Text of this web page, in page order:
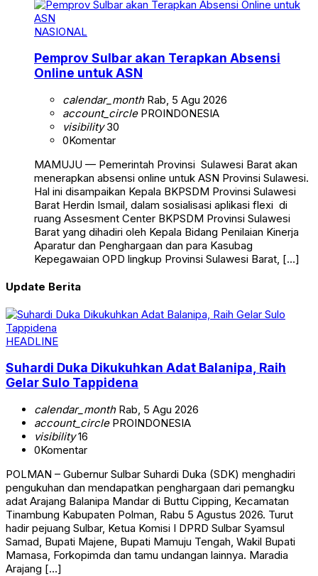
NASIONAL
Pemprov Sulbar akan Terapkan Absensi
Online untuk ASN
calendar_monthRab, 5 Agu 2026
account_circlePROINDONESIA
visibility30
0Komentar
MAMUJU — Pemerintah Provinsi Sulawesi Barat akan
menerapkan absensi online untuk ASN Provinsi Sulawesi.
Hal ini disampaikan Kepala BKPSDM Provinsi Sulawesi
Barat Herdin Ismail, dalam sosialisasi aplikasi flexi di
ruang Assesment Center BKPSDM Provinsi Sulawesi
Barat yang dihadiri oleh Kepala Bidang Penilaian Kinerja
Aparatur dan Penghargaan dan para Kasubag
Kepegawaian OPD lingkup Provinsi Sulawesi Barat, […]
Update Berita
HEADLINE
Suhardi Duka Dikukuhkan Adat Balanipa, Raih
Gelar Sulo Tappidena
calendar_monthRab, 5 Agu 2026
account_circlePROINDONESIA
visibility16
0Komentar
POLMAN – Gubernur Sulbar Suhardi Duka (SDK) menghadiri
pengukuhan dan mendapatkan penghargaan dari pemangku
adat Arajang Balanipa Mandar di Buttu Cipping, Kecamatan
Tinambung Kabupaten Polman, Rabu 5 Agustus 2026. Turut
hadir pejuang Sulbar, Ketua Komisi I DPRD Sulbar Syamsul
Samad, Bupati Majene, Bupati Mamuju Tengah, Wakil Bupati
Mamasa, Forkopimda dan tamu undangan lainnya. Maradia
Arajang […]